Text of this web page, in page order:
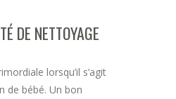
DE NETTOYAGE
lorsqu’il s’agit
de bébé. Un bon